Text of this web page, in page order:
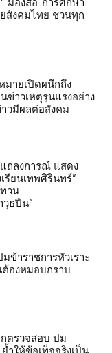
สังคมไทย ชวนทุก
มายเปิดผนึกถึง
ข่าวเหตุรุนแรงอย่าง
วมีผลต่อสังคม
ถลงการณ์ แสดง
รียนเทพศิรินทร์”
วน
ธปืน”
ข้าราชการหัวเราะ
ต้องหมอบกราบ
ตรวจสอบ ปม